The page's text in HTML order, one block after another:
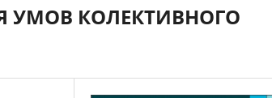
УМОВ КОЛЕКТИВНОГО